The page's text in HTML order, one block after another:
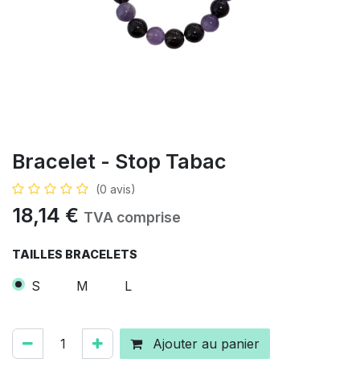
Bracelet - Stop Tabac
(0 avis)
18,14 € TVA comprise
TAILLES BRACELETS
S M L
Ajouter au panier